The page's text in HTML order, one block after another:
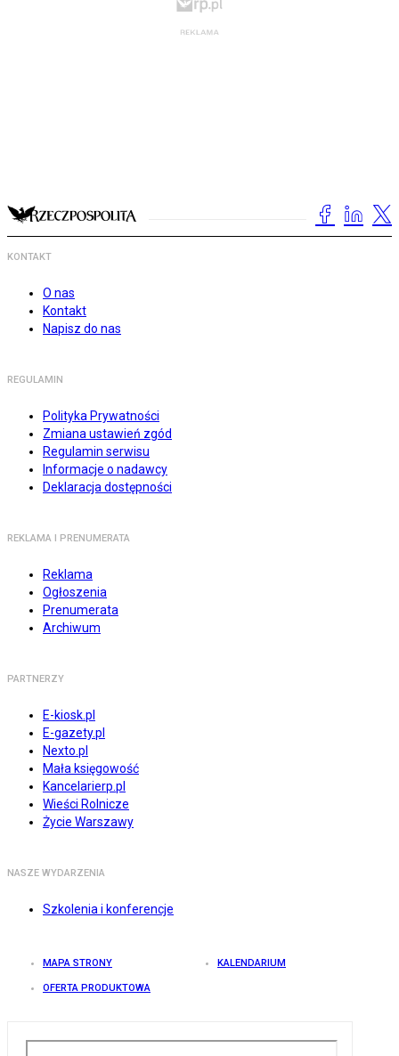
KONTAKT
O nas
Kontakt
Napisz do nas
REGULAMIN
Polityka Prywatności
Zmiana ustawień zgód
Regulamin serwisu
Informacje o nadawcy
Deklaracja dostępności
REKLAMA I PRENUMERATA
Reklama
Ogłoszenia
Prenumerata
Archiwum
PARTNERZY
E-kiosk.pl
E-gazety.pl
Nexto.pl
Mała księgowość
Kancelarierp.pl
Wieści Rolnicze
Życie Warszawy
NASZE WYDARZENIA
Szkolenia i konferencje
MAPA STRONY KALENDARIUM
OFERTA PRODUKTOWA